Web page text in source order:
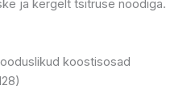
ja kergelt tsitruse noodiga.
koostisosad